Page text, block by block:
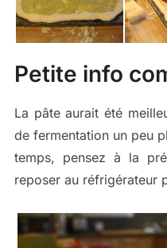
Petite info
La pâte aurait été
de fermentation un peu
temps, pensez à la
reposer au réfrigérateur